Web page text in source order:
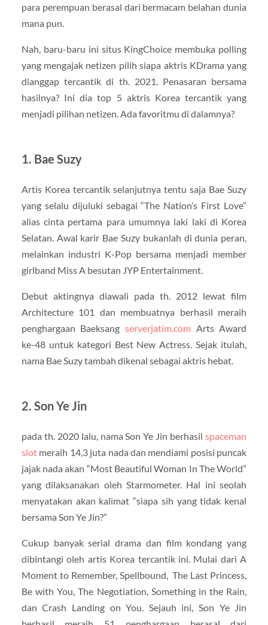
para perempuan berasal dari bermacam belahan dunia
mana pun.
Nah, baru-baru ini situs KingChoice membuka polling
yang mengajak netizen pilih siapa aktris KDrama yang
dianggap tercantik di th. 2021. Penasaran bersama
hasilnya? Ini dia top 5 aktris Korea tercantik yang
menjadi pilihan netizen. Ada favoritmu di dalamnya?
1. Bae Suzy
Artis Korea tercantik selanjutnya tentu saja Bae Suzy
yang selalu dijuluki sebagai “The Nation’s First Love”
alias cinta pertama para umumnya laki laki di Korea
Selatan. Awal karir Bae Suzy bukanlah di dunia peran,
melainkan industri K-Pop bersama menjadi member
girlband Miss A besutan JYP Entertainment.
Debut aktingnya diawali pada th. 2012 lewat film
Architecture 101 dan membuatnya berhasil meraih
penghargaan Baeksang serverjatim.com Arts Award
ke-48 untuk kategori Best New Actress. Sejak itulah,
nama Bae Suzy tambah dikenal sebagai aktris hebat.
2. Son Ye Jin
pada th. 2020 lalu, nama Son Ye Jin berhasilspaceman
slotmeraih 14,3 juta nada dan mendiami posisi puncak
jajak nada akan “Most Beautiful Woman In The World”
yang dilaksanakan oleh Starmometer. Hal ini seolah
menyatakan akan kalimat “siapa sih yang tidak kenal
bersama Son Ye Jin?”
Cukup banyak serial drama dan film kondang yang
dibintangi oleh artis Korea tercantik ini. Mulai dari A
Moment to Remember, Spellbound, The Last Princess,
Be with You, The Negotiation, Something in the Rain,
dan Crash Landing on You. Sejauh ini, Son Ye Jin